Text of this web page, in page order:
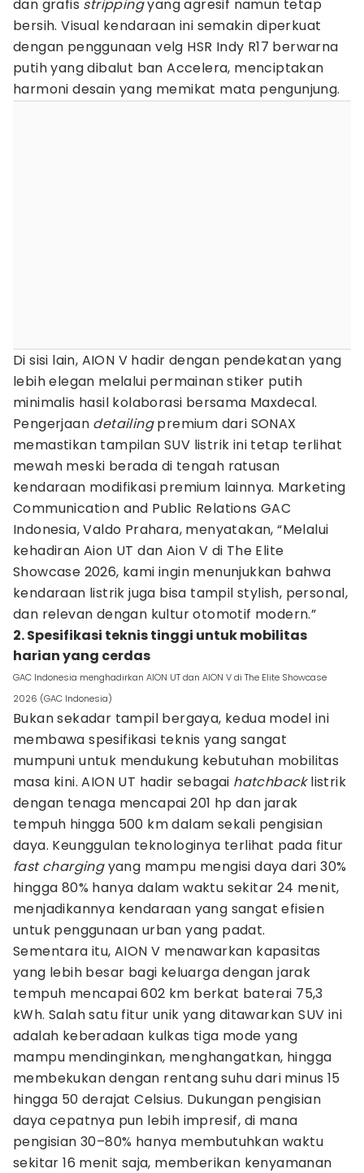
dan grafis strippingyang agresif namun tetap
bersih. Visual kendaraan ini semakin diperkuat
dengan penggunaan velg HSR Indy R17 berwarna
putih yang dibalut ban Accelera, menciptakan
harmoni desain yang memikat mata pengunjung.
Di sisi lain, AION V hadir dengan pendekatan yang
lebih elegan melalui permainan stiker putih
minimalis hasil kolaborasi bersama Maxdecal.
Pengerjaan detailingpremium dari SONAX
memastikan tampilan SUV listrik ini tetap terlihat
mewah meski berada di tengah ratusan
kendaraan modifikasi premium lainnya. Marketing
Communication and Public Relations GAC
Indonesia, Valdo Prahara, menyatakan, “Melalui
kehadiran Aion UT dan Aion V di The Elite
Showcase 2026, kami ingin menunjukkan bahwa
kendaraan listrik juga bisa tampil stylish, personal,
dan relevan dengan kultur otomotif modern.”
2. Spesifikasi teknis tinggi untuk mobilitas
harian yang cerdas
GAC Indonesia menghadirkan AION UT dan AION V di The Elite Showcase
2026 (GAC Indonesia)
Bukan sekadar tampil bergaya, kedua model ini
membawa spesifikasi teknis yang sangat
mumpuni untuk mendukung kebutuhan mobilitas
masa kini. AION UT hadir sebagai hatchbacklistrik
dengan tenaga mencapai 201 hp dan jarak
tempuh hingga 500 km dalam sekali pengisian
daya. Keunggulan teknologinya terlihat pada fitur
fast chargingyang mampu mengisi daya dari 30%
hingga 80% hanya dalam waktu sekitar 24 menit,
menjadikannya kendaraan yang sangat efisien
untuk penggunaan urban yang padat.
Sementara itu, AION V menawarkan kapasitas
yang lebih besar bagi keluarga dengan jarak
tempuh mencapai 602 km berkat baterai 75,3
kWh. Salah satu fitur unik yang ditawarkan SUV ini
adalah keberadaan kulkas tiga mode yang
mampu mendinginkan, menghangatkan, hingga
membekukan dengan rentang suhu dari minus 15
hingga 50 derajat Celsius. Dukungan pengisian
daya cepatnya pun lebih impresif, di mana
pengisian 30–80% hanya membutuhkan waktu
sekitar 16 menit saja, memberikan kenyamanan